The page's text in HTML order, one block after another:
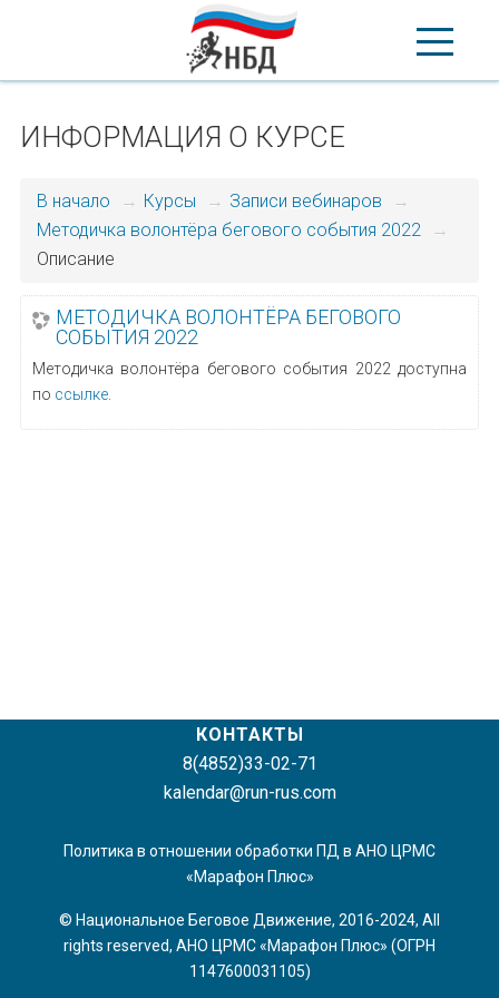
ИНФОРМАЦИЯ О КУРСЕ
В начало → Курсы → Записи вебинаров
→
Методичка волонтёра бегового события 2022
→
Описание
МЕТОДИЧКА ВОЛОНТЁРА БЕГОВОГО
СОБЫТИЯ 2022
Методичка волонтёра бегового события 2022 доступна
по ссылке.
КОНТАКТЫ
8(4852)33-02-71
kalendar@run-rus.com
Политика в отношении обработки ПД в АНО ЦРМС
«Марафон Плюс»
© Национальное Беговое Движение, 2016-2024, All
rights reserved, АНО ЦРМС «Марафон Плюс» (ОГРН
1147600031105)